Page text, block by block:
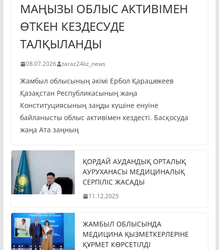
МАҢЫЗЫ ОБЛЫС АКТИВІМЕН
ӨТКЕН КЕЗДЕСУДЕ
ТАЛҚЫЛАНДЫ
08.07.2026 taraz24kz_news
Жамбыл облысының әкімі Ербол Қарашөкеев
Қазақстан Республикасының жаңа
Конституциясының заңды күшіне енуіне
байланысты облыс активімен кездесті. Басқосуда
жаңа Ата заңның
ҚОРДАЙ АУДАНДЫҚ ОРТАЛЫҚ
АУРУХАНАСЫ МЕДИЦИНАЛЫҚ
СЕРПІЛІС ЖАСАДЫ
11.12.2025
ЖАМБЫЛ ОБЛЫСЫНДА
МЕДИЦИНА ҚЫЗМЕТКЕРЛЕРІНЕ
ҚҰРМЕТ КӨРСЕТІЛДІ